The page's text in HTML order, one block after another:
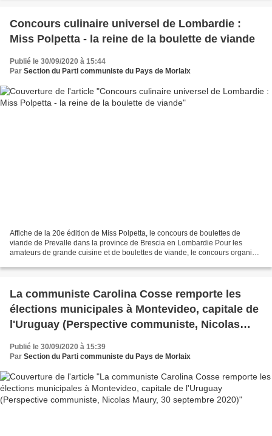
Concours culinaire universel de Lombardie :
Miss Polpetta - la reine de la boulette de viande
Publié le 30/09/2020 à 15:44
Par Section du Parti communiste du Pays de Morlaix
Affiche de la 20e édition de Miss Polpetta, le concours de boulettes de
viande de Prevalle dans la province de Brescia en Lombardie Pour les
amateurs de grande cuisine et de boulettes de viande, le concours organisé
La communiste Carolina Cosse remporte les
élections municipales à Montevideo, capitale de
l'Uruguay (Perspective communiste, Nicolas
Maury, 30 septembre 2020)
Publié le 30/09/2020 à 15:39
Par Section du Parti communiste du Pays de Morlaix